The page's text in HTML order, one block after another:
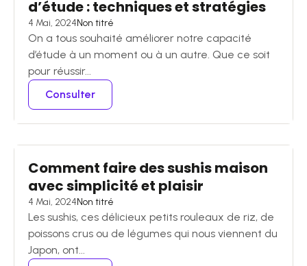
d’étude : techniques et stratégies
4 Mai, 2024Non titré
On a tous souhaité améliorer notre capacité
d’étude à un moment ou à un autre. Que ce soit
pour réussir...
Consulter
Comment faire des sushis maison
avec simplicité et plaisir
4 Mai, 2024Non titré
Les sushis, ces délicieux petits rouleaux de riz, de
poissons crus ou de légumes qui nous viennent du
Japon, ont...